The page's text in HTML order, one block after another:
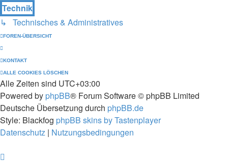
Technik
↳ Technisches & Administratives
FOREN-ÜBERSICHT
KONTAKT
ALLE COOKIES LÖSCHEN
Alle Zeiten sind UTC+03:00
Powered by phpBB® Forum Software © phpBB Limited
Deutsche Übersetzung durch phpBB.de
Style: Blackfog phpBB skins by Tastenplayer
Datenschutz | Nutzungsbedingungen